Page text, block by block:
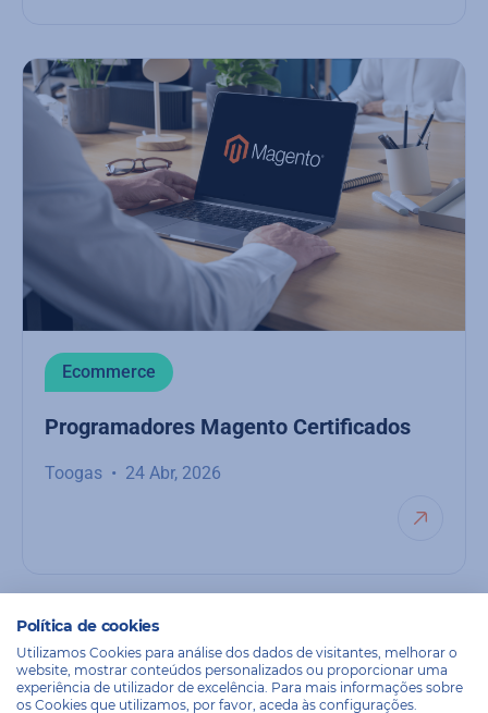
Ecommerce
Programadores Magento Certificados
Toogas 24 Abr, 2026
Política de cookies
Utilizamos Cookies para análise dos dados de visitantes, melhorar o
website, mostrar conteúdos personalizados ou proporcionar uma
experiência de utilizador de excelência. Para mais informações sobre
os Cookies que utilizamos, por favor, aceda às configurações.